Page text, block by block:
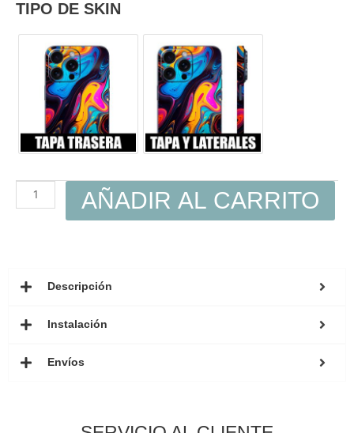
TIPO DE SKIN
AÑADIR AL CARRITO
Descripción
Instalación
Envíos